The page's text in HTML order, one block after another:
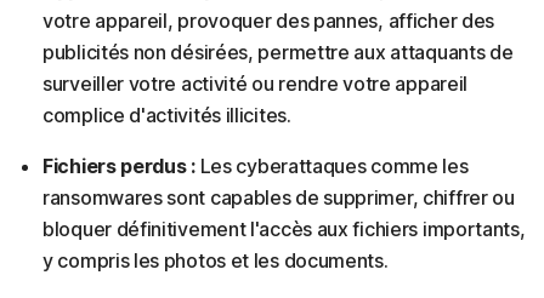
votre appareil, provoquer des pannes, afficher des
publicités non désirées, permettre aux attaquants de
surveiller votre activité ou rendre votre appareil
complice d'activités illicites.
Fichiers perdus :Les cyberattaques comme les
ransomwares sont capables de supprimer, chiffrer ou
bloquer définitivement l'accès aux fichiers importants,
y compris les photos et les documents.